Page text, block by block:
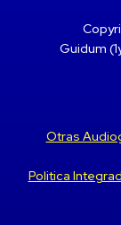
Guidum
Otras
Politica